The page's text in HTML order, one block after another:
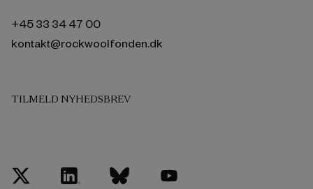
+45 33 34 47 00
kontakt@rockwoolfonden.dk
TILMELD NYHEDSBREV